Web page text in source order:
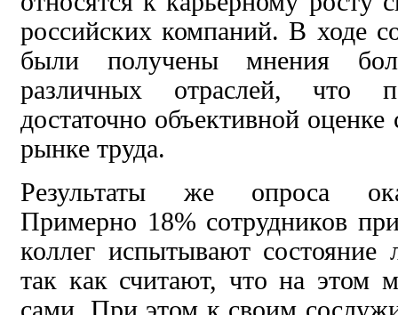
российских компаний. В ходе
были получены мнения
различных отраслей, что
достаточно объективной
рынке труда.
Результаты же опроса
Примерно 18% сотрудников
коллег испытывают состояние
так как считают, что на этом